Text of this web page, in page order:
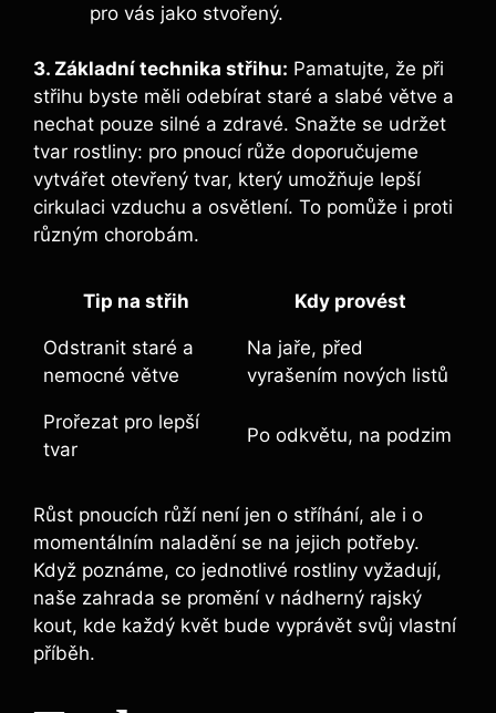
pro vás jako stvořený.
3. Základní⁣ technika střihu: Pamatujte, že při
střihu byste měli odebírat staré ‍a slabé ‌větve⁣ a
nechat pouze silné a zdravé. ​Snažte se‍ udržet
tvar rostliny: pro pnoucí růže doporučujeme ​
vytvářet otevřený⁢ tvar, který umožňuje lepší⁤
cirkulaci vzduchu‍ a osvětlení. To pomůže⁤ i proti
různým chorobám.
Tip na střih Kdy provést
Odstranit staré⁢ a
nemocné větve
Na jaře, před
vyrašením nových ⁢listů
Prořezat ‍pro lepší‍
tvar
Po odkvětu, na podzim
Růst pnoucích růží není jen o⁣ stříhání, ale i ⁣o
momentálním naladění se na jejich potřeby.
Když ⁤poznáme, co jednotlivé rostliny vyžadují,
‍naše zahrada se promění v nádherný rajský
kout, kde každý květ bude vyprávět ‌svůj ​vlastní
příběh.